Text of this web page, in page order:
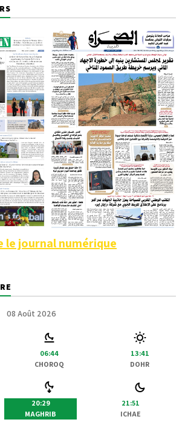
le journal numérique
08 Août 2026
06:44
CHOROQ
13:41
DOHR
20:29
MAGHRIB
21:51
ICHAE